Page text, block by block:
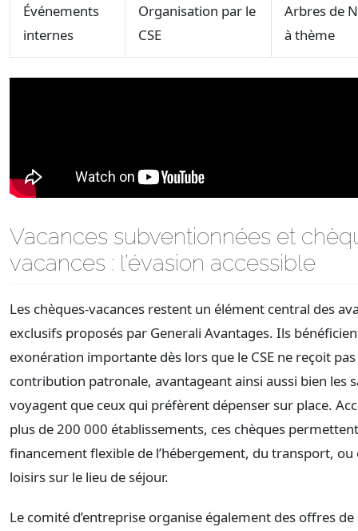
Événements
internes
Organisation par le
CSE
Arbres de
à thème
Vacances subventionnées et
vacances : l’évasion accessible
Les chèques-vacances restent un élément central des
exclusifs proposés par Generali Avantages. Ils
exonération importante dès lors que le CSE ne reçoit
contribution patronale, avantageant ainsi aussi bien les
voyagent que ceux qui préfèrent dépenser sur place.
plus de 200 000 établissements, ces chèques
financement flexible de l’hébergement, du transport, ou
loisirs sur le lieu de séjour.
Le comité d’entreprise organise également des offres